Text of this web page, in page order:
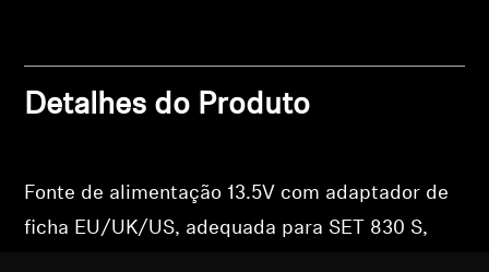
Detalhes do Produto
Fonte de alimentação 13.5V com adaptador de
ficha EU/UK/US, adequada para SET 830 S,